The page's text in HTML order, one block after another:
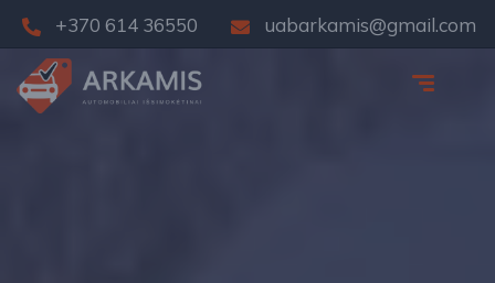
+370 614 36550 uabarkamis@gmail.com